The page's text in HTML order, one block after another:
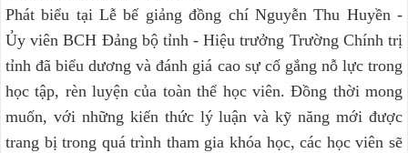
Phát biểu tại Lễ bế giảng đồng chí Nguyễn Thu Huyền -
Ủy viên BCH Đảng bộ tỉnh - Hiệu trưởng Trường Chính trị
tỉnh đã biểu dương và đánh giá cao sự cố gắng nỗ lực trong
học tập, rèn luyện của toàn thể học viên. Đồng thời mong
muốn, với những kiến thức lý luận và kỹ năng mới được
trang bị trong quá trình tham gia khóa học, các học viên sẽ